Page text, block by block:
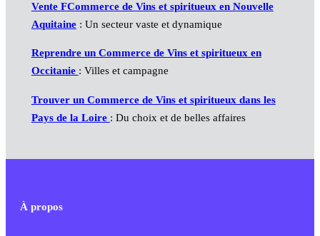
Vente FCommerce de Vins et spiritueux en Nouvelle
Aquitaine: Un secteur vaste et dynamique
Reprendre un Commerce de Vins et spiritueux en
Occitanie : Villes et campagne
Trouver un Commerce de Vins et spiritueux dans les
Pays de la Loire : Du choix et de belles affaires
À propos